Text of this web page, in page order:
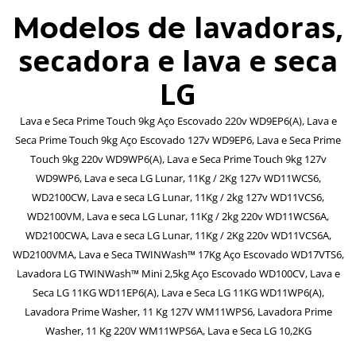
Modelos de lavadoras,
secadora e lava e seca
LG
Lava e Seca Prime Touch 9kg Aço Escovado 220v WD9EP6(A), Lava e
Seca Prime Touch 9kg Aço Escovado 127v WD9EP6, Lava e Seca Prime
Touch 9kg 220v WD9WP6(A), Lava e Seca Prime Touch 9kg 127v
WD9WP6, Lava e seca LG Lunar, 11Kg / 2Kg 127v WD11WCS6,
WD2100CW, Lava e seca LG Lunar, 11Kg / 2kg 127v WD11VCS6,
WD2100VM, Lava e seca LG Lunar, 11Kg / 2kg 220v WD11WCS6A,
WD2100CWA, Lava e seca LG Lunar, 11Kg / 2Kg 220v WD11VCS6A,
WD2100VMA, Lava e Seca TWINWash™ 17Kg Aço Escovado WD17VTS6,
Lavadora LG TWINWash™ Mini 2,5kg Aço Escovado WD100CV, Lava e
Seca LG 11KG WD11EP6(A), Lava e Seca LG 11KG WD11WP6(A),
Lavadora Prime Washer, 11 Kg 127V WM11WPS6, Lavadora Prime
Washer, 11 Kg 220V WM11WPS6A, Lava e Seca LG 10,2KG